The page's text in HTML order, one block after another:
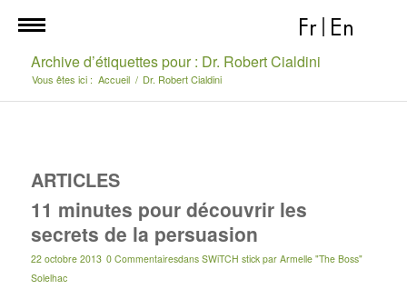
Fr En
Archive d’étiquettes pour : Dr. Robert Cialdini
Vous êtes ici : Accueil / Dr. Robert Cialdini
ARTICLES
11 minutes pour découvrir les
secrets de la persuasion
22 octobre 2013 0 Commentairesdans SWiTCH stick par Armelle "The Boss"
Solelhac